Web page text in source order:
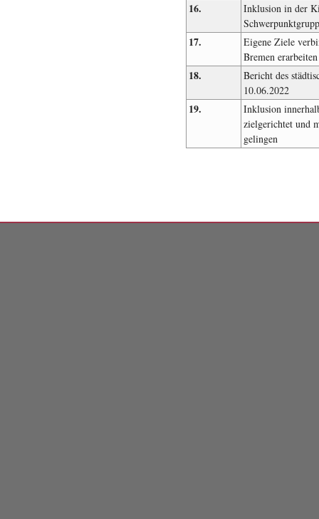
16.
Inklusion in der
17.
Eigene Ziele
Bremen erarbeiten
18.
Bericht des
10.06.2022
19.
Inklusion
zielgerichtet und
gelingen